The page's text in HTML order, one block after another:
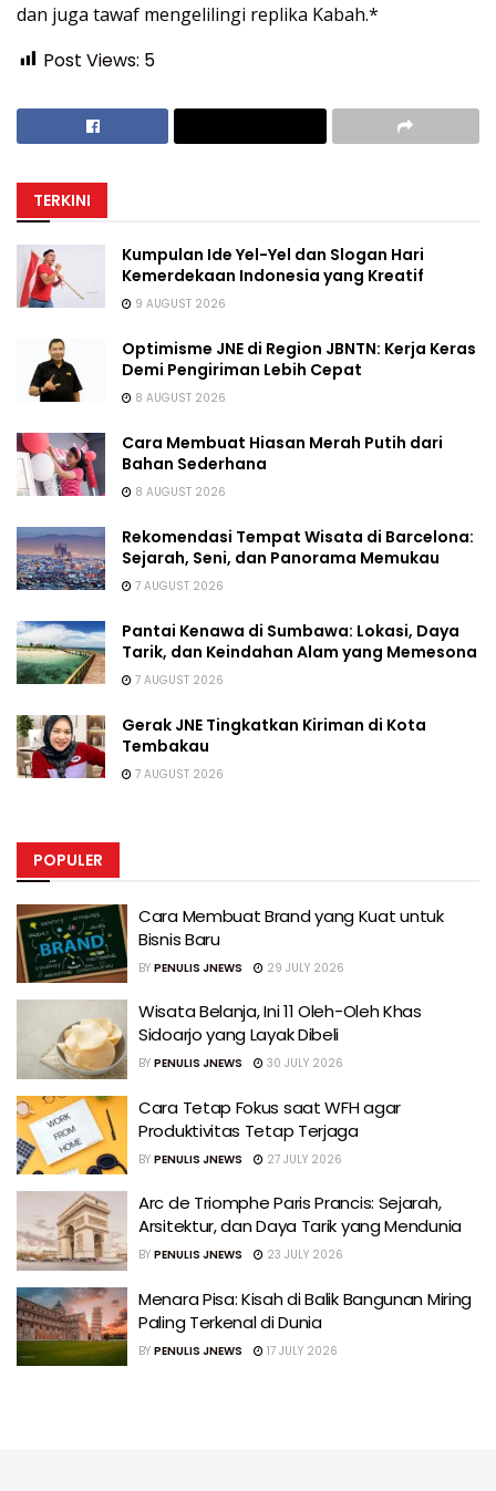
dan juga tawaf mengelilingi replika Kabah.*
Post Views: 5
TERKINI
Kumpulan Ide Yel-Yel dan Slogan Hari
Kemerdekaan Indonesia yang Kreatif
9 AUGUST 2026
Optimisme JNE di Region JBNTN: Kerja Keras
Demi Pengiriman Lebih Cepat
8 AUGUST 2026
Cara Membuat Hiasan Merah Putih dari
Bahan Sederhana
8 AUGUST 2026
Rekomendasi Tempat Wisata di Barcelona:
Sejarah, Seni, dan Panorama Memukau
7 AUGUST 2026
Pantai Kenawa di Sumbawa: Lokasi, Daya
Tarik, dan Keindahan Alam yang Memesona
7 AUGUST 2026
Gerak JNE Tingkatkan Kiriman di Kota
Tembakau
7 AUGUST 2026
POPULER
Cara Membuat Brand yang Kuat untuk
Bisnis Baru
BY PENULIS JNEWS 29 JULY 2026
Wisata Belanja, Ini 11 Oleh-Oleh Khas
Sidoarjo yang Layak Dibeli
BY PENULIS JNEWS 30 JULY 2026
Cara Tetap Fokus saat WFH agar
Produktivitas Tetap Terjaga
BY PENULIS JNEWS 27 JULY 2026
Arc de Triomphe Paris Prancis: Sejarah,
Arsitektur, dan Daya Tarik yang Mendunia
BY PENULIS JNEWS 23 JULY 2026
Menara Pisa: Kisah di Balik Bangunan Miring
Paling Terkenal di Dunia
BY PENULIS JNEWS 17 JULY 2026